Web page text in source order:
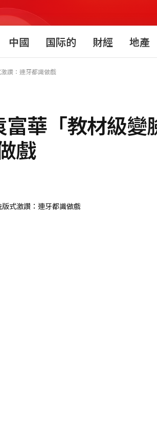
中國 国际的 財經 地產
讚：連牙都識做戲
華「教材級變
戲